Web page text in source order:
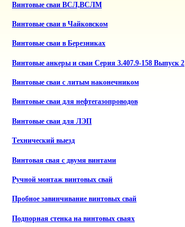
Винтовые сваи ВСЛ,ВСЛМ
Винтовые сваи в Чайковском
Винтовые сваи в Березниках
Винтовые анкеры и сваи Серия 3.407.9-158 Выпуск 2
Винтовые сваи с литым наконечником
Винтовые сваи для нефтегазопроводов
Винтовые сваи для ЛЭП
Технический выезд
Винтовая свая с двумя винтами
Ручной монтаж винтовых свай
Пробное завинчивание винтовых свай
Подпорная стенка на винтовых сваях